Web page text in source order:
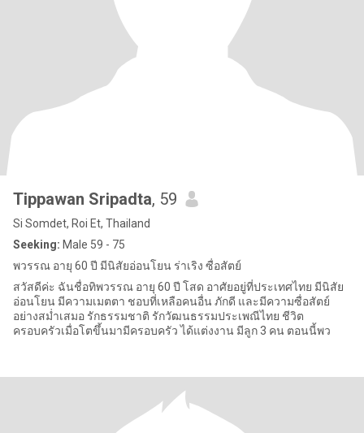
Tippawan Sripadta, 59
Si Somdet, Roi Et, Thailand
Seeking: Male 59 - 75
พวรรณ อายุ 60 ปี มีนิสัยอ่อนโยน ร่าเริง ซื่อสัตย์
สวัสดีค่ะ ฉันชื่อทิพวรรณ อายุ 60 ปี โสด อาศัยอยู่ที่ประเทศไทย มีนิสัย
อ่อนโยน มีความเมตตา ชอบที่เหลือคนอื่น ภักดี และมีความซื่อสัตย์
อย่างสม่ำเสมอ รักธรรมชาติ รักวัฒนธรรมประเพณีไทย ชีวิต
ครอบครัวเมื่อโตขึ้นมามีครอบครัว ได้แต่งงาน มีลูก 3 คน ตอนนี้พว